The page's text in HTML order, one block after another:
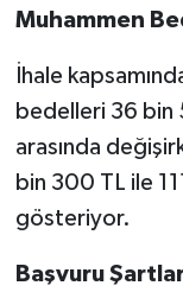
Muhammen
İhale
bedelleri 36
arasında
bin 300 TL ile
gösteriyor.
Başvuru